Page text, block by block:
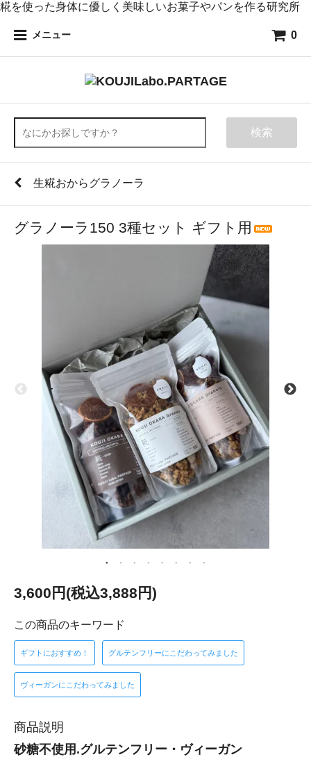
糀を使った身体に優しく美味しいお菓子やパンを作る研究所
メニュー 0
検索
生糀おからグラノーラ
グラノーラ150 3種セット ギフト用
3,600円(税込3,888円)
この商品のキーワード
ギフトにおすすめ！ グルテンフリーにこだわってみました
ヴィーガンにこだわってみました
商品説明
砂糖不使用.グルテンフリー・ヴィーガン